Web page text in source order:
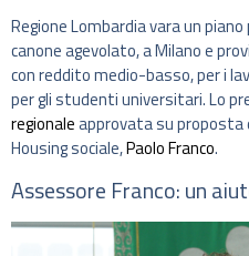
Regione Lombardia vara un
canone agevolato, a Milano e
con reddito medio-basso, per i
per gli studenti universitari. Lo
regionaleapprovata su proposta
Housing sociale,Paolo Franco.
Assessore Franco: un